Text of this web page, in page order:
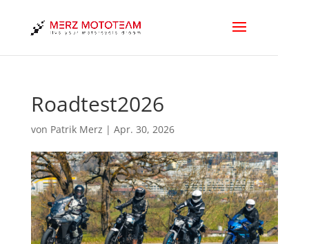
Roadtest2026
von Patrik Merz | Apr. 30, 2026